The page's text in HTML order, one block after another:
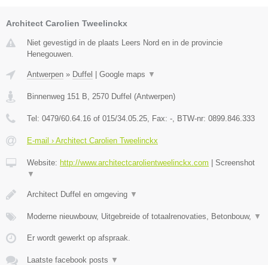
Architect Carolien Tweelinckx
Niet gevestigd in de plaats Leers Nord en in de provincie
Henegouwen.
Antwerpen » Duffel | Google maps ▼
Binnenweg 151 B 2570 Duffel (Antwerpen)
Tel: 0479/60.64.16 of 015/34.05.25 , Fax: - , BTW-nr: 0899.846.333
E-mail › Architect Carolien Tweelinckx
Website: http://www.architectcarolientweelinckx.com | Screenshot
▼
Architect Duffel en omgeving ▼
Moderne nieuwbouw, Uitgebreide of totaalrenovaties, Betonbouw, ▼
Er wordt gewerkt op afspraak.
Laatste facebook posts ▼